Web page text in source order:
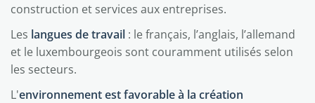
construction et services aux entreprises.
Les langues de travail : le français, l’anglais, l’allemand
et le luxembourgeois sont couramment utilisés selon
les secteurs.
L'environnement est favorable à la création